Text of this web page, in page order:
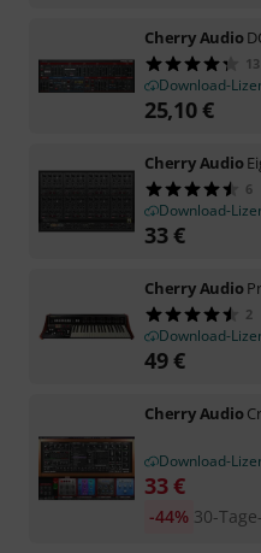
Cherry Audio
13
Download-
25,10€
Cherry Audio
6
Download-
33€
Cherry Audio
2
Download-
49€
Cherry Audio
Download-
33€
30-
-44%